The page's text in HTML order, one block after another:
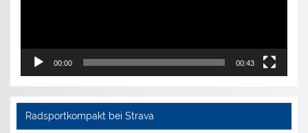
00:00 00:43
Radsportkompakt bei Strava